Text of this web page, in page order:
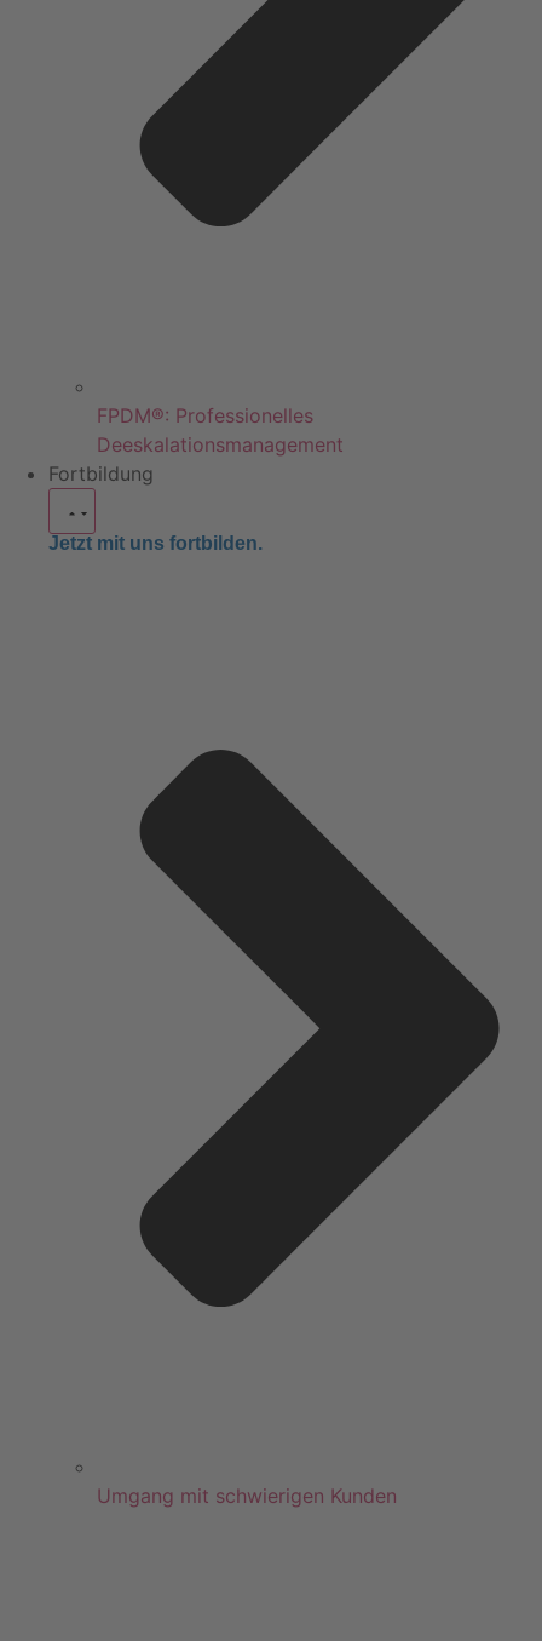
FPDM®: Professionelles
Deeskalationsmanagement
Fortbildung
Jetzt mit uns fortbilden.
Umgang mit schwierigen Kunden